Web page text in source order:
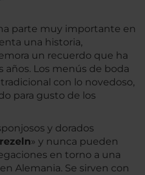
parte muy importante en
una historia,
un recuerdo que ha
años. Los menús de boda
con lo novedoso,
para gusto de los
y dorados
» y nunca pueden
en torno a una
Alemania. Se sirven con